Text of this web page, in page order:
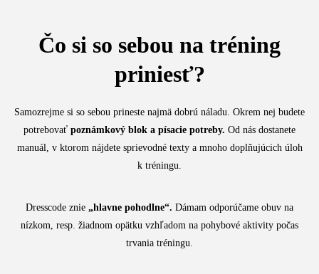
Čo si so sebou na tréning
priniesť?
Samozrejme si so sebou prineste najmä dobrú náladu. Okrem nej budete
potrebovať poznámkový blok a písacie potreby. Od nás dostanete
manuál, v ktorom nájdete sprievodné texty a mnoho doplňujúcich úloh
k tréningu.
Dresscode znie „hlavne pohodlne“. Dámam odporúčame obuv na
nízkom, resp. žiadnom opätku vzhľadom na pohybové aktivity počas
trvania tréningu.